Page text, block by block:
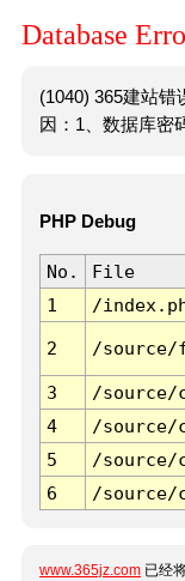
Database
(1040) 365建站
因：1、数据库密
PHP Debug
No. File
1
/
2 /source/
3 /source/
4
/source/
5
/source/
6
/source/
www.365jz.com 已经